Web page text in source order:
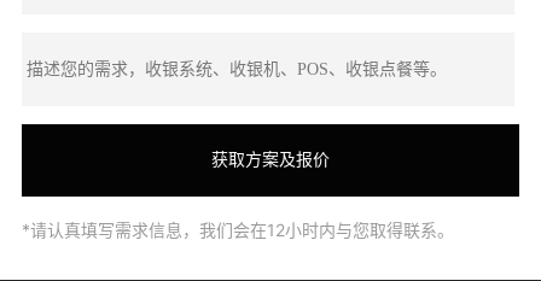
*请认真填写需求信息，我们会在12小时内与您取得联系。